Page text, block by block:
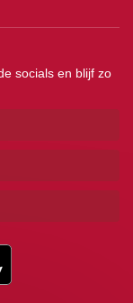
socials en blijf zo